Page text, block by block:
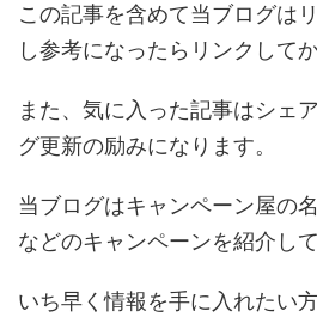
この記事を含めて当ブログは
し参考になったらリンクして
また、気に入った記事はシェ
グ更新の励みになります。
当ブログはキャンペーン屋の
などのキャンペーンを紹介して
いち早く情報を手に入れたい